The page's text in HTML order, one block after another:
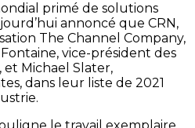
primé de solutions
annoncé que CRN,
The Channel Company,
vice-président des
Michael Slater,
dans leur liste de 2021